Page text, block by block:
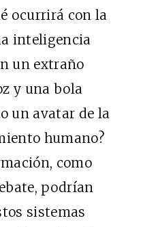
ocurrirá con la
inteligencia
un extraño
y una bola
un avatar de la
humano?
como
podrían
sistemas